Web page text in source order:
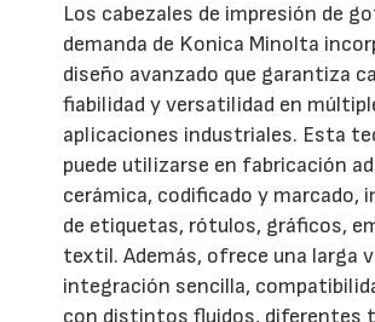
Los cabezales de impresión de
demanda de Konica Minolta
diseño avanzado que garantiza
fiabilidad y versatilidad en
aplicaciones industriales. Esta
puede utilizarse en fabricación
cerámica, codificado y marcado,
de etiquetas, rótulos, gráficos,
textil. Además, ofrece una larga
integración sencilla,